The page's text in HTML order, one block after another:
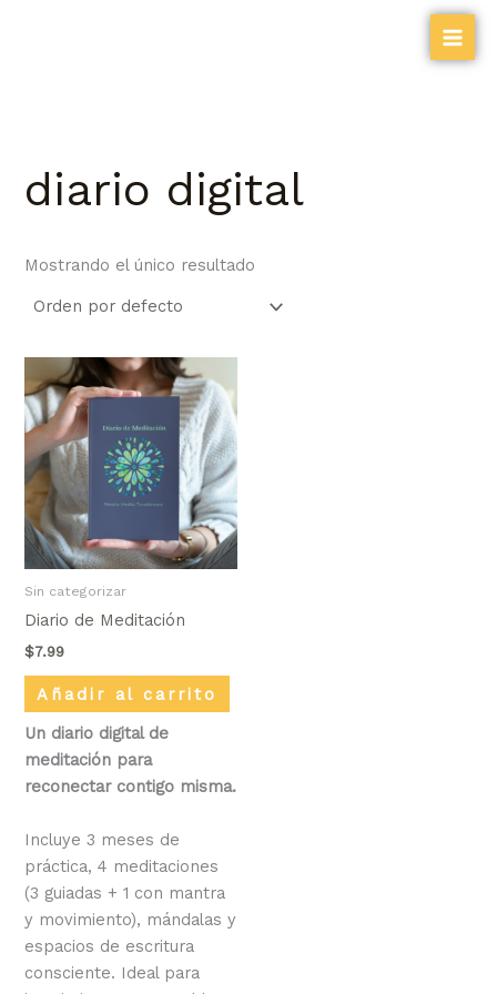
diario digital
Mostrando el único resultado
Sin categorizar
Diario de Meditación
$7.99
Añadir al carrito
Un diario digital de
meditación para
reconectar contigo misma.
Incluye 3 meses de
práctica, 4 meditaciones
(3 guiadas + 1 con mantra
y movimiento), mándalas y
espacios de escritura
consciente. Ideal para